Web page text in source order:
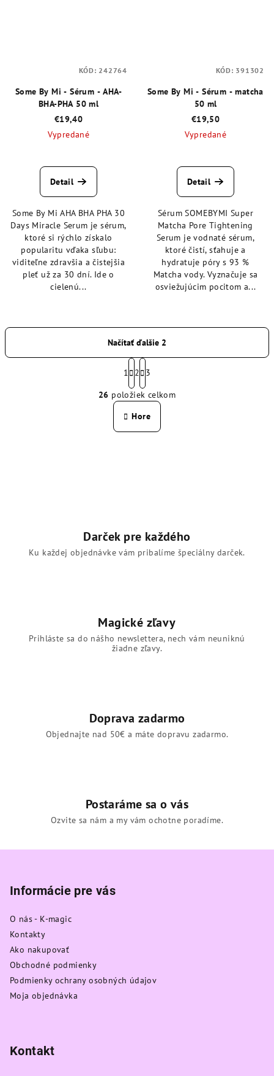
Some By Mi - Sérum - AHA-
BHA-PHA 50 ml
€19,40
Vypredané
hodnotenie
produktu
z
5
hviezdičiek.
Detail
Some By Mi AHA BHA PHA 30
Days Miracle Serum je sérum,
ktoré si rýchlo získalo
popularitu vďaka sľubu:
viditeľne zdravšia a čistejšia
pleť už za 30 dní. Ide o
cielenú...
KÓD: 242764
Some By Mi - Sérum - matcha
50 ml
€19,50
Vypredané
hodnotenie
produktu
z
5
hviezdičiek.
Detail
Sérum SOMEBYMI Super
Matcha Pore Tightening
Serum je vodnaté sérum,
ktoré čistí, sťahuje a
hydratuje póry s 93 %
Matcha vody. Vyznačuje sa
osviežujúcim pocitom a...
KÓD: 391302
O
v
l
á
v
k
i
s
u
Načítať ďalšie 2
S
t
r
á
n
k
o
1 2
3
26 položiek celkom
Hore
Darček pre každého
Ku každej objednávke vám pribalíme špeciálny darček.
Magické zľavy
Prihláste sa do nášho newslettera, nech vám neuniknú
žiadne zľavy.
Doprava zadarmo
Objednajte nad 50€ a máte dopravu zadarmo.
Postaráme sa o vás
Ozvite sa nám a my vám ochotne poradíme.
Informácie pre vás
O nás - K-magic
Kontakty
Ako nakupovať
Obchodné podmienky
Podmienky ochrany osobných údajov
Moja objednávka
Kontakt